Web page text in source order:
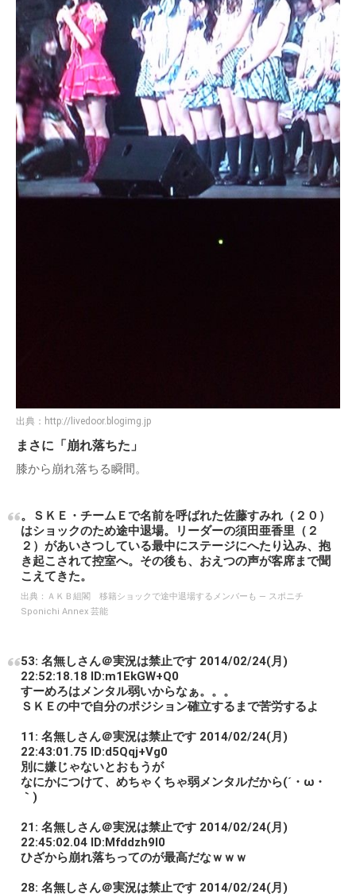
出典： http://livedoor.blogimg.jp
まさに「崩れ落ちた」
膝から崩れ落ちる瞬間。
。ＳＫＥ・チームＥで名前を呼ばれた佐藤すみれ（２０）
はショックのため途中退場。リーダーの須田亜香里（２
２）があいさつしている最中にステージにへたり込み、抱
き起こされて控室へ。その後も、おえつの声が客席まで聞
こえてきた。
出典： ＡＫＢ組閣 移籍ショックで途中退場するメンバーも ― スポニチ
Sponichi Annex 芸能
53: 名無しさん＠実況は禁止です 2014/02/24(月)
22:52:18.18 ID:m1EkGW+Q0
すーめろはメンタル弱いからなぁ。。。
ＳＫＥの中で自分のポジション確立するまで苦労するよ
11: 名無しさん＠実況は禁止です 2014/02/24(月)
22:43:01.75 ID:d5Qqj+Vg0
別に嫌じゃないとおもうが
なにかにつけて、めちゃくちゃ弱メンタルだから(´・ω・
｀)
21: 名無しさん＠実況は禁止です 2014/02/24(月)
22:45:02.04 ID:Mfddzh9I0
ひざから崩れ落ちってのが最高だなｗｗｗ
28: 名無しさん＠実況は禁止です 2014/02/24(月)